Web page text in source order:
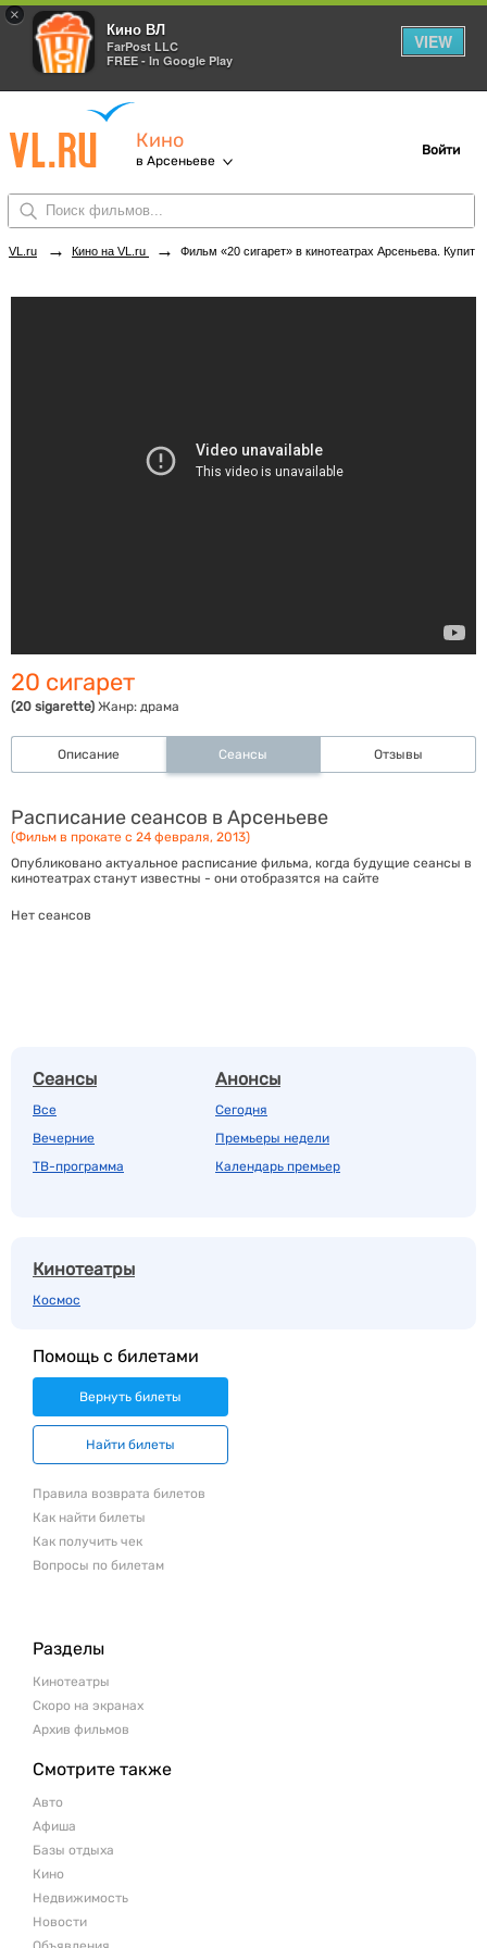
×
Кино ВЛ
FarPost LLC
FREE - In Google Play
VIEW
Кино
в Арсеньеве
Войти
VL.ru → Кино на VL.ru → Фильм «20 сигарет» в кинотеатрах Арсеньева. Купить билеты!
20 сигарет
(20 sigarette) Жанр: драма
Описание Сеансы Отзывы
Расписание сеансов в Арсеньеве
(Фильм в прокате с 24 февраля, 2013)
Опубликовано актуальное расписание фильма, когда будущие сеансы в
кинотеатрах станут известны - они отобразятся на сайте
Нет сеансов
Сеансы
Все
Вечерние
ТВ-программа
Анонсы
Сегодня
Премьеры недели
Календарь премьер
Кинотеатры
Космос
Помощь с билетами
Вернуть билеты
Найти билеты
Правила возврата билетов
Как найти билеты
Как получить чек
Вопросы по билетам
Разделы
Кинотеатры
Скоро на экранах
Архив фильмов
Смотрите также
Авто
Афиша
Базы отдыха
Кино
Недвижимость
Новости